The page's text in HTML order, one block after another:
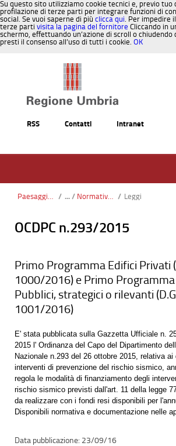
Su questo sito utilizziamo cookie tecnici e, previo tuo
profilazione di terze parti per integrare funzioni di
social. Se vuoi saperne di più clicca qui. Per impedire
terze parti visita la pagina del fornitore Cliccando in
schermo, effettuando un’azione di scroll o chiudendo
presti il consenso all’uso di tutti i cookie. OK
RSS Contatti Intranet
Paesaggio, Territorio, Urbanistica / Normativa statale / Leggi
OCDPC n.293/2015
Primo Programma Edifici Privati
1000/2016) e Primo
Pubblici, strategici o rilevanti
1001/2016)
E' stata pubblicata sulla Gazzetta Ufficiale n.
2015 l' Ordinanza del Capo del Dipartimento
Nazionale n.293 del 26 ottobre 2015, relativa ai
interventi di prevenzione del rischio sismico,
regola le modalità di finanziamento degli
rischio sismico previsti dall'art. 11 della legge
da realizzare con i fondi resi disponibili per
Disponibili normativa e documentazione nelle
23/09/16